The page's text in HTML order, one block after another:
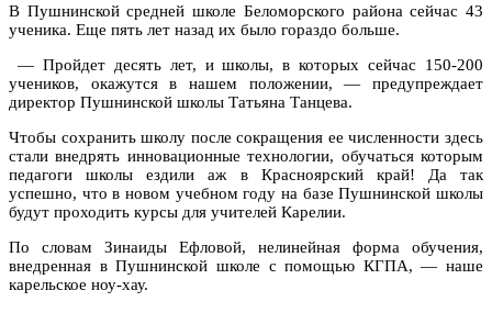
В Пушнинской средней школе Беломорского района сейчас 43
ученика. Еще пять лет назад их было гораздо больше.
— Пройдет десять лет, и школы, в которых сейчас 150-200
учеников, окажутся в нашем положении, — предупреждает
директор Пушнинской школы Татьяна Танцева.
Чтобы сохранить школу после сокращения ее численности здесь
стали внедрять инновационные технологии, обучаться которым
педагоги школы ездили аж в Красноярский край! Да так
успешно, что в новом учебном году на базе Пушнинской школы
будут проходить курсы для учителей Карелии.
По словам Зинаиды Ефловой, нелинейная форма обучения,
внедренная в Пушнинской школе с помощью КГПА, — наше
карельское ноу-хау.